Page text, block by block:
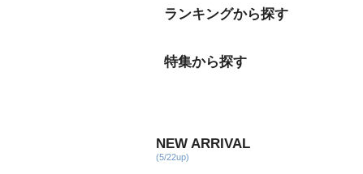
ランキングから探す
特集から探す